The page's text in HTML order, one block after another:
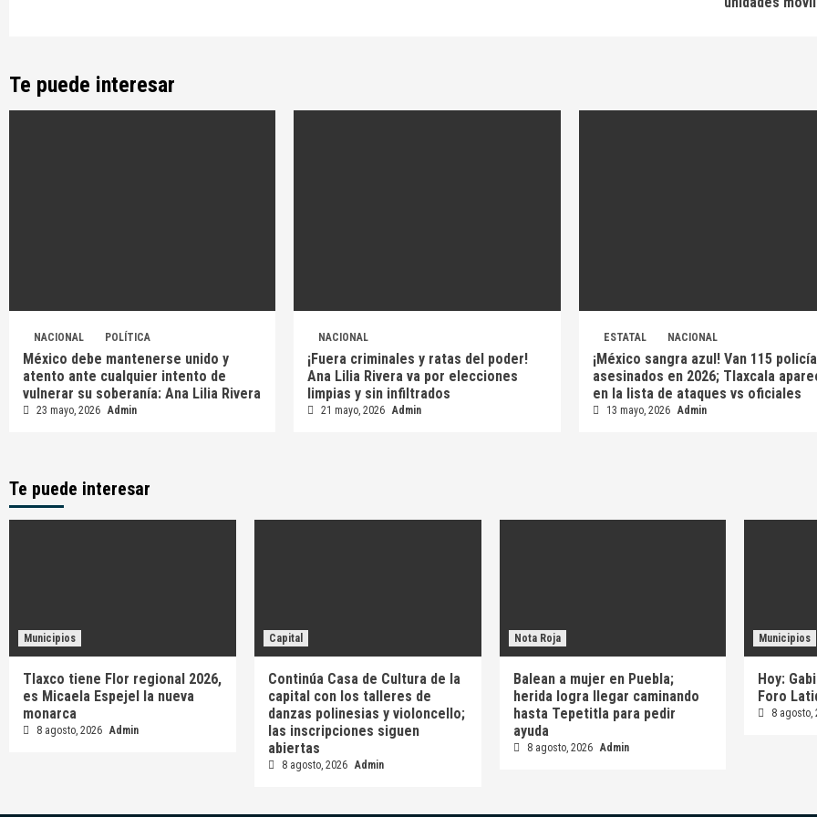
Te puede interesar
NACIONAL POLÍTICA
México debe mantenerse unido y
atento ante cualquier intento de
vulnerar su soberanía: Ana Lilia Rivera
23 mayo, 2026 Admin
NACIONAL
¡Fuera criminales y ratas del poder!
Ana Lilia Rivera va por elecciones
limpias y sin infiltrados
21 mayo, 2026 Admin
ESTATAL NACIONAL
¡México sangra azul! Van 115
asesinados en 2026; Tlaxcala
en la lista de ataques vs oficiales
13 mayo, 2026 Admin
Te puede interesar
Municipios
Tlaxco tiene Flor regional 2026,
es Micaela Espejel la nueva
monarca
8 agosto, 2026 Admin
Capital
Continúa Casa de Cultura de la
capital con los talleres de
danzas polinesias y violoncello;
las inscripciones siguen
abiertas
8 agosto, 2026 Admin
Nota Roja
Balean a mujer en Puebla;
herida logra llegar caminando
hasta Tepetitla para pedir
ayuda
8 agosto, 2026 Admin
Municipios
Hoy:
Foro
8 agosto,